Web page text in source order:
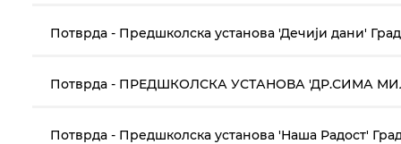
Потврда - Предшколска установа 'Дечији дани'
Потврда - ПРЕДШКОЛСКА УСТАНОВА 'ДР.СИМА
Потврда - Предшколска установа 'Наша Радост'